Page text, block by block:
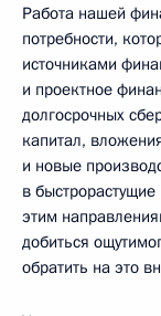
Работа нашей
потребности,
источниками
и проектное
долгосрочных
капитал,
и новые
в
этим
добиться
обратить на это